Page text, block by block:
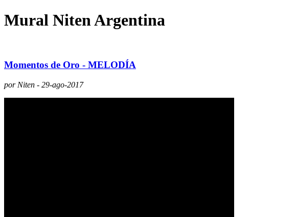
Mural Niten Argentina
Momentos de Oro - MELODÍA
por Niten - 29-ago-2017